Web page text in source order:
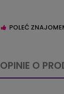
POLEĆ
OPINIE O